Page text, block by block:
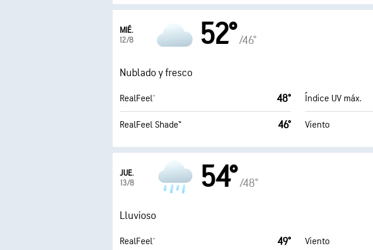
MIÉ.
12/8
52° /46°
Nublado y fresco
RealFeel® 48°
RealFeel Shade™ 46°
Índice UV máx.
Viento
JUE.
13/8
54° /48°
Lluvioso
RealFeel® 49° Viento